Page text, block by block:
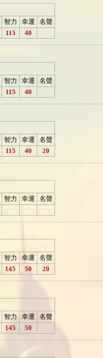
智力 幸運
名聲
115
40
智力 幸運
名聲
115
40
智力 幸運
名聲
115
40 20
智力 幸運
名聲
智力 幸運
名聲
145
50 20
智力 幸運
名聲
145
50